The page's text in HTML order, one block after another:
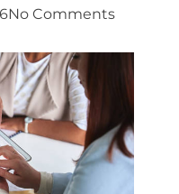
No Comments